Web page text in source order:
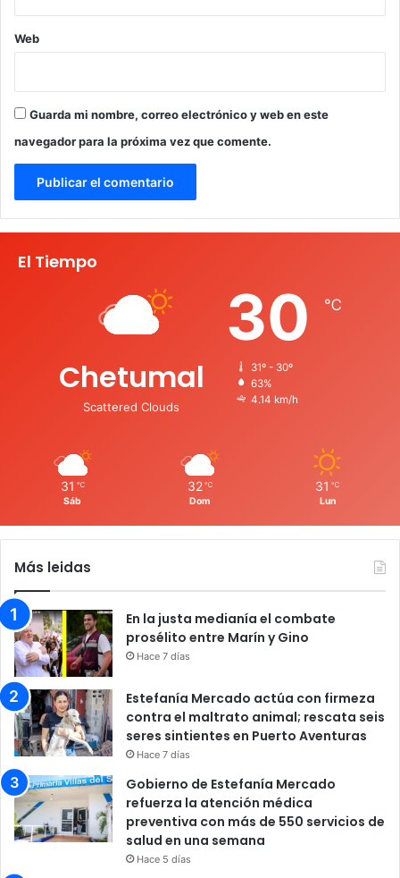
Web
Guarda mi nombre, correo electrónico y web en este
navegador para la próxima vez que comente.
El Tiempo
Chetumal
Scattered Clouds
30 ℃
31º - 30º
63%
4.14 km/h
31 ℃
Sáb
32 ℃
Dom
31 ℃
Lun
Más leidas
En la justa medianía el combate
prosélito entre Marín y Gino
Hace 7 días
Estefanía Mercado actúa con firmeza
contra el maltrato animal; rescata seis
seres sintientes en Puerto Aventuras
Hace 7 días
Gobierno de Estefanía Mercado
refuerza la atención médica
preventiva con más de 550 servicios de
salud en una semana
Hace 5 días